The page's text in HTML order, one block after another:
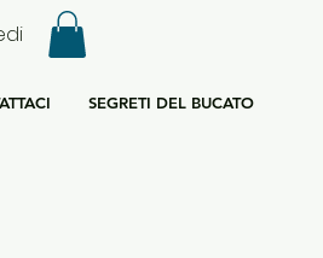
SEGRETI DEL BUCATO